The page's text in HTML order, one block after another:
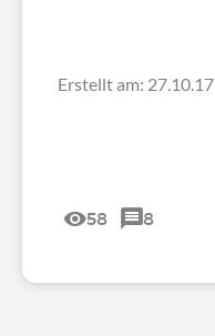
Erstellt am: 27.10.17
58 8